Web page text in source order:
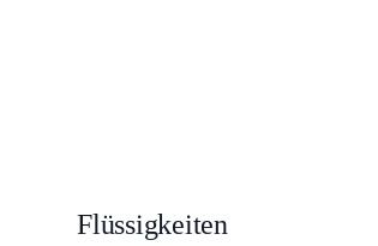
Flüssigkeiten